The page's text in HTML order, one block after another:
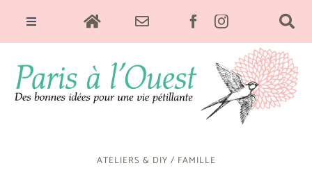
Toggle
Navigation
Sorties & Culture
ATELIERS & DIY / FAMILLE